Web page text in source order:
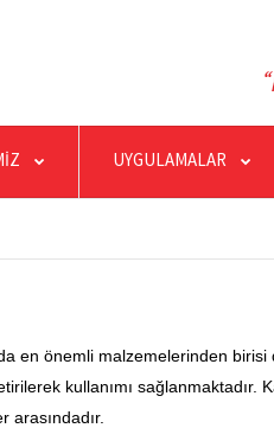
UYGULAMALAR
en önemli malzemelerinden
kullanımı
arasındadır.